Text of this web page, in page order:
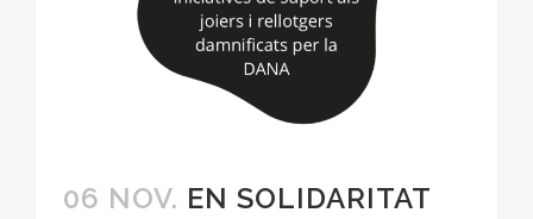
06 NOV. EN SOLIDARITAT